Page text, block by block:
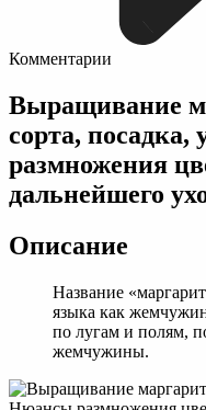
Комментарии
Выращивание
сорта,
размножения
дальнейшего
Описание
Название
языка как
по лугам и полям,
жемчужины.